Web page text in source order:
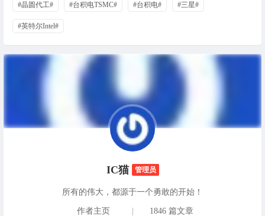
#晶圆代工# #台积电TSMC# #台积电# #三星#
#英特尔Intel#
IC猫 管理员
所有的伟大，都源于一个勇敢的开始！
作者主页 1846 篇文章